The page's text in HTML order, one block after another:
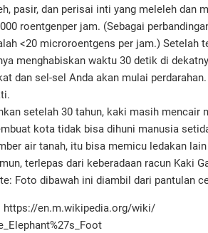
pasir, dan perisai inti yang meleleh dan
roentgenper jam. (Sebagai
<20 microroentgens per jam.) Setelah
menghabiskan waktu 30 detik di
dan sel-sel Anda akan mulai
setelah 30 tahun, kaki masih
kota tidak bisa dihuni manusia
air tanah, itu bisa memicu ledakan
terlepas dari keberadaan racun Kaki
Foto dibawah ini diambil dari pantulan
https://en.m.wikipedia.org/wiki/